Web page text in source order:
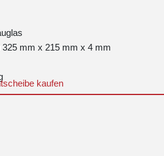
mm x 215 mm x 4 mm
kaufen